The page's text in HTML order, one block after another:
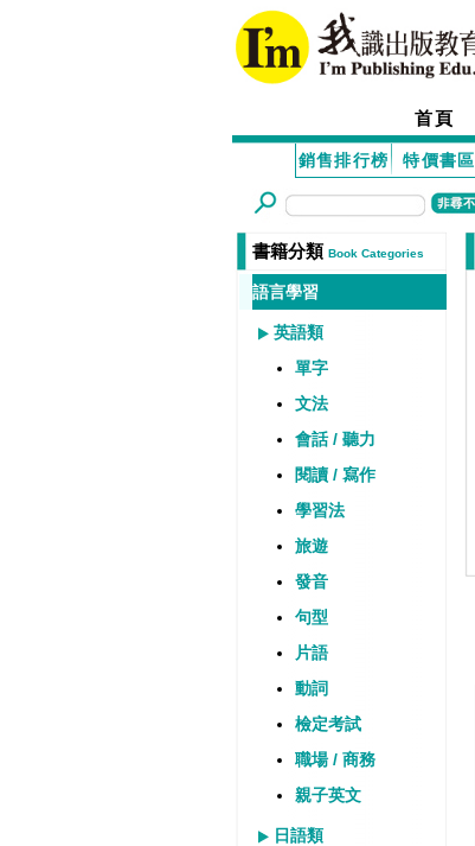
首頁
銷售排行榜 特價書區
書籍分類 Book Categories
語言學習
英語類
單字
文法
會話 / 聽力
閱讀 / 寫作
學習法
旅遊
發音
句型
片語
動詞
檢定考試
職場 / 商務
親子英文
日語類